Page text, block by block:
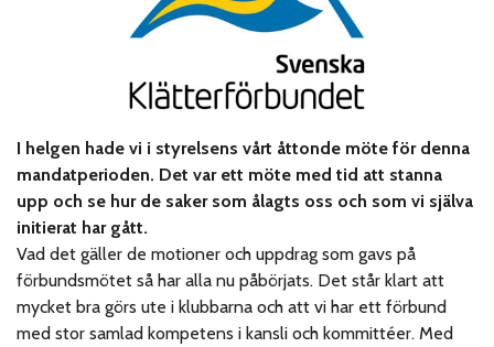
I helgen hade vi i styrelsens vårt åttonde möte för denna
mandatperioden. Det var ett möte med tid att stanna
upp och se hur de saker som ålagts oss och som vi själva
initierat har gått.
Vad det gäller de motioner och uppdrag som gavs på
förbundsmötet så har alla nu påbörjats. Det står klart att
mycket bra görs ute i klubbarna och att vi har ett förbund
med stor samlad kompetens i kansli och kommittéer. Med